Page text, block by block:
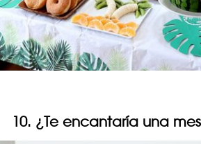
10. ¿Te encantaría una